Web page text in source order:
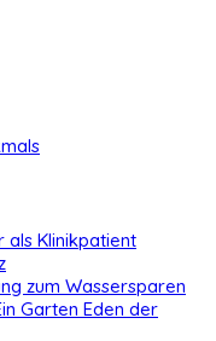
als Klinikpatient
zum Wassersparen
Garten Eden der